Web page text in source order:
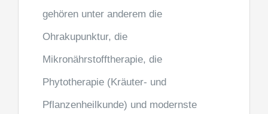
gehören unter anderem die
Ohrakupunktur, die
Mikronährstofftherapie, die
Phytotherapie (Kräuter- und
Pflanzenheilkunde) und modernste